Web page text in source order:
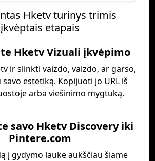
Hketv turinys trimis
įkvėptais etapais
Hketv Vizuali įkvėpimo
ir slinkti vaizdo, vaizdo, ar garso,
savo estetiką. Kopijuoti jo URL iš
arba viešinimo mygtuką.
savo Hketv Discovery iki
Pintere.com
į gydymo lauke aukščiau šiame